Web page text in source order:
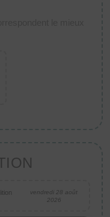
vendredi 28 août
2026